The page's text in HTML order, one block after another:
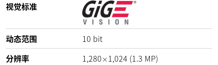
视觉标准
动态范围 10 bit
分辨率
1,280×1,024 (1.3 MP)